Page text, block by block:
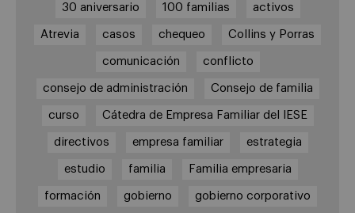
30 aniversario 100 familias activos
Atrevia casos chequeo Collins y Porras
comunicación conflicto
consejo de administración Consejo de familia
curso Cátedra de Empresa Familiar del IESE
directivos empresa familiar estrategia
estudio familia Familia empresaria
formación gobierno gobierno corporativo